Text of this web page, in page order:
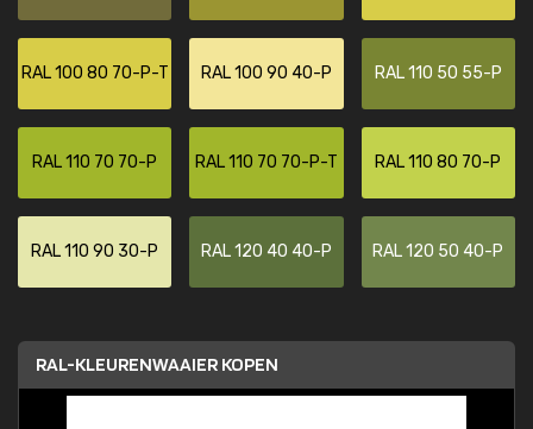
RAL 100 80 70-P-T RAL 100 90 40-P RAL 110 50 55-P
RAL 110 70 70-P RAL 110 70 70-P-T RAL 110 80 70-P
RAL 110 90 30-P RAL 120 40 40-P RAL 120 50 40-P
RAL-KLEURENWAAIER KOPEN